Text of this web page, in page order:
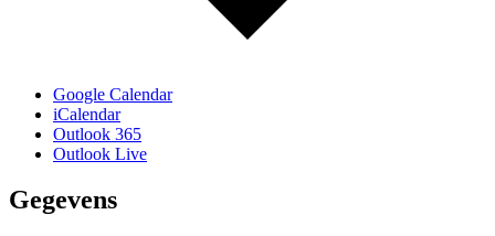
Google Calendar
iCalendar
Outlook 365
Outlook Live
Gegevens